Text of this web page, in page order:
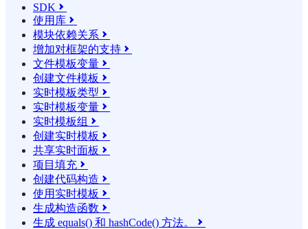
SDK 
使用库 
模块依赖关系 
增加对框架的支持 
文件模板变量 
创建文件模板 
实时模板类型 
实时模板变量 
实时模板组 
创建实时模板 
共享实时面板 
项目填充 
创建代码构造 
使用实时模板 
生成构造函数 
生成 equals() 和 hashCode() 方法。 